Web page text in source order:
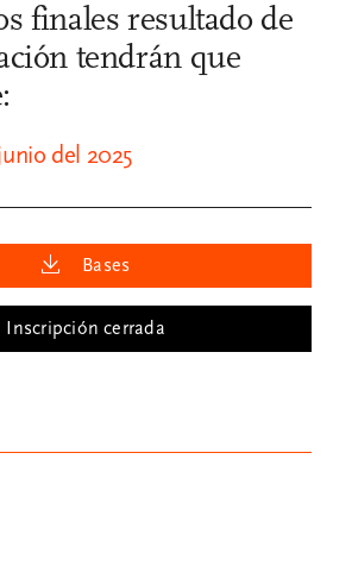
finales resultado de
tendrán que
del 2025
Bases
Inscripción cerrada